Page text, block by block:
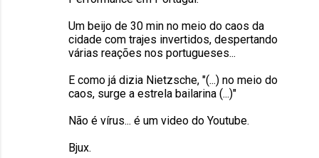
Um beijo de 30 min no meio do caos da
cidade com trajes invertidos, despertando
várias reações nos portugueses...
E como já dizia Nietzsche, "(...) no meio do
caos, surge a estrela bailarina (...)"
Não é vírus... é um video do Youtube.
Bjux.